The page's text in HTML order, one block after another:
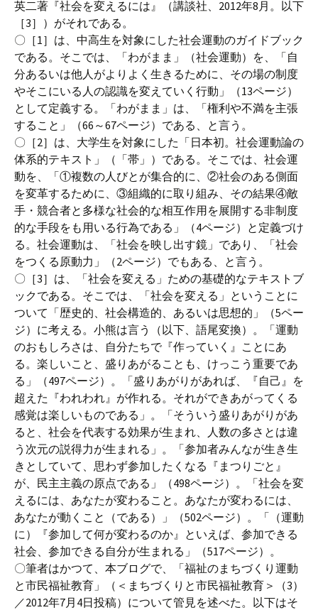
英二著『社会を変えるには』（講談社、2012年8月。以下
［3］）がそれである。
〇［1］は、中高生を対象にした社会運動のガイドブック
である。そこでは、「わがまま」（社会運動）を、「自
分あるいは他人がよりよく生きるために、その場の制度
やそこにいる人の認識を変えていく行動」（13ページ）
として定義する。「わがまま」は、「権利や不満を主張
すること」（66～67ページ）である、と言う。
〇［2］は、大学生を対象にした「日本初。社会運動論の
体系的テキスト」（「帯」）である。そこでは、社会運
動を、「①複数の人びとが集合的に、②社会のある側面
を変革するために、③組織的に取り組み、その結果④敵
手・競合者と多様な社会的な相互作用を展開する非制度
的な手段をも用いる行為である」（4ページ）と定義づけ
る。社会運動は、「社会を映し出す鏡」であり、「社会
をつくる原動力」（2ページ）でもある、と言う。
〇［3］は、「社会を変える」ための基礎的なテキストブ
ックである。そこでは、「社会を変える」ということに
ついて「歴史的、社会構造的、あるいは思想的」（5ペー
ジ）に考える。小熊は言う（以下、語尾変換）。「運動
のおもしろさは、自分たちで『作っていく』ことにあ
る。楽しいこと、盛りあがることも、けっこう重要であ
る」（497ページ）。「盛りあがりがあれば、『自己』を
超えた『われわれ』が作れる。それができあがってくる
感覚は楽しいものである」。「そういう盛りあがりがあ
ると、社会を代表する効果が生まれ、人数の多さとは違
う次元の説得力が生まれる」。「参加者みんなが生き生
きとしていて、思わず参加したくなる『まつりごと』
が、民主主義の原点である」（498ページ）。「社会を変
えるには、あなたが変わること。あなたが変わるには、
あなたが動くこと（である）」（502ページ）。「（運動
に）『参加して何が変わるのか』といえば、参加できる
社会、参加できる自分が生まれる」（517ページ）。
〇筆者はかつて、本ブログで、「福祉のまちづくり運動
と市民福祉教育」（＜まちづくりと市民福祉教育＞（3）
／2012年7月4日投稿）について管見を述べた。以下はそ